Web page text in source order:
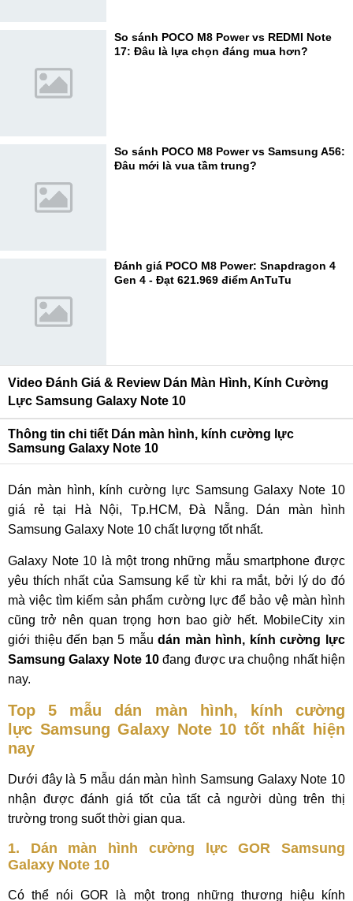
So sánh POCO M8 Power vs REDMI Note
17: Đâu là lựa chọn đáng mua hơn?
So sánh POCO M8 Power vs Samsung A56:
Đâu mới là vua tầm trung?
Đánh giá POCO M8 Power: Snapdragon 4
Gen 4 - Đạt 621.969 điểm AnTuTu
Video Đánh Giá & Review Dán Màn Hình, Kính Cường
Lực Samsung Galaxy Note 10
Thông tin chi tiết Dán màn hình, kính cường lực
Samsung Galaxy Note 10
Dán màn hình, kính cường lực Samsung Galaxy Note 10
giá rẻ tại Hà Nội, Tp.HCM, Đà Nẵng. Dán màn hình
Samsung Galaxy Note 10 chất lượng tốt nhất.
Galaxy Note 10 là một trong những mẫu smartphone được
yêu thích nhất của Samsung kể từ khi ra mắt, bởi lý do đó
mà việc tìm kiếm sản phẩm cường lực để bảo vệ màn hình
cũng trở nên quan trọng hơn bao giờ hết. MobileCity xin
giới thiệu đến bạn 5 mẫudán màn hình, kính cường lực
Samsung Galaxy Note 10 đang được ưa chuộng nhất hiện
nay.
Top 5 mẫu dán màn hình, kính cường
lực Samsung Galaxy Note 10 tốt nhất hiện
nay
Dưới đây là 5 mẫu dán màn hình Samsung Galaxy Note 10
nhận được đánh giá tốt của tất cả người dùng trên thị
trường trong suốt thời gian qua.
1. Dán màn hình cường lực GOR Samsung
Galaxy Note 10
Có thể nói GOR là một trong những thương hiệu kính